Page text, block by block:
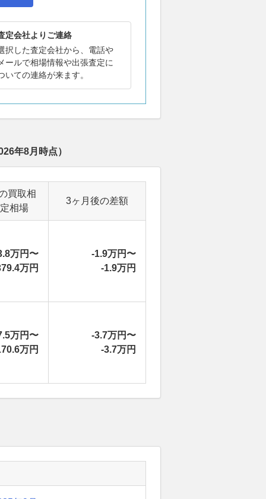
定会社よりご連絡
択した査定会社から、電話や
ールで相場情報や出張査定に
いての連絡が来ます。
年8月 時点）
買取相
相場
3ヶ月後の差額
万円〜
万円
-1.9万円〜
-1.9万円
万円〜
万円
-3.7万円〜
-3.7万円